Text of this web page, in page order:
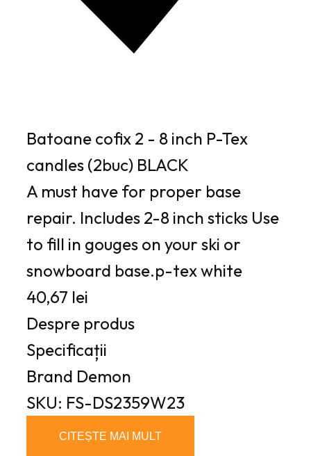
Batoane cofix 2 - 8 inch P-Tex
candles (2buc) BLACK
A must have for proper base
repair. Includes 2-8 inch sticks Use
to fill in gouges on your ski or
snowboard base.p-tex white
40,67 lei
Despre produs
Specificații
Brand Demon
SKU: FS-DS2359W23